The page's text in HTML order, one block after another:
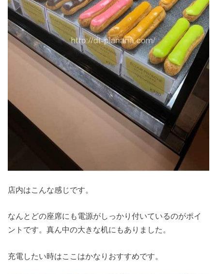
店内はこんな感じです。
なんとどの座席にも電源がしっかり付いているのがポイ
ントです。真ん中の大きな机にもありました。
充電したい時はここはかなりおすすめです。